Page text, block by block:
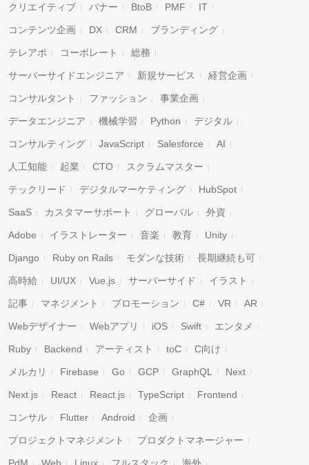
クリエイティブ バナー BtoB PMF IT
コンテンツ企画 DX CRM ブランディング
テレアポ コーポレート 総務
サーバーサイドエンジニア 新規サービス 経営企画
コンサルタント ファッション 事業企画
データエンジニア 機械学習 Python デジタル
コンサルティング JavaScript Salesforce AI
人工知能 起業 CTO スクラムマスター
テックリード デジタルマーケティング HubSpot
SaaS カスタマーサポート グローバル 外資
Adobe イラストレーター 音楽 教育 Unity
Django Ruby on Rails モダンな技術 長期継続も可
高時給 UI/UX Vue.js サーバーサイド イラスト
記事 マネジメント プロモーション C# VR AR
Webデザイナー Webアプリ iOS Swift エンタメ
Ruby Backend アーティスト toC C向け
メルカリ Firebase Go GCP GraphQL Next
Next.js React React.js TypeScript Frontend
コンサル Flutter Android 企画
プロジェクトマネジメント プロダクトマネージャー